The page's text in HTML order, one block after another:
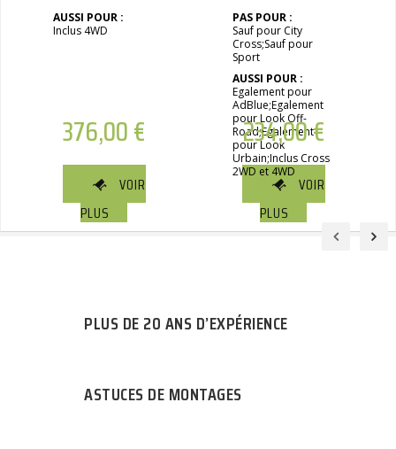
AUSSI POUR :
Inclus 4WD
376,00€
VOIR
PLUS
PAS POUR :
Sauf pour City
Cross;Sauf pour
Sport
AUSSI POUR :
Egalement pour
AdBlue;Egalement
pour Look Off-
Road;Egalement
pour Look
Urbain;Inclus Cross
2WD et 4WD
234,00€
VOIR
PLUS
PLUS DE 20 ANS D’EXPÉRIENCE
ASTUCES DE MONTAGES